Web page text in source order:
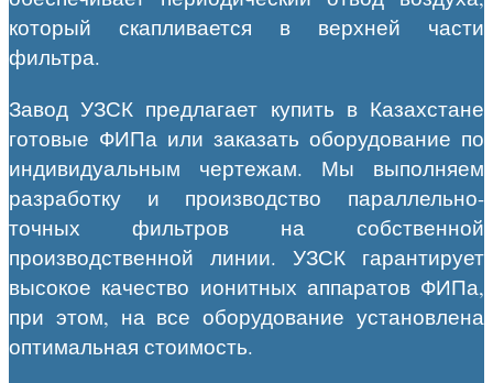
который скапливается в верхней части
фильтра.
Завод УЗСК предлагает купить в Казахстане
готовые ФИПа или заказать оборудование по
индивидуальным чертежам. Мы выполняем
разработку и производство параллельно-
точных фильтров на собственной
производственной линии. УЗСК гарантирует
высокое качество ионитных аппаратов ФИПа,
при этом, на все оборудование установлена
оптимальная стоимость.